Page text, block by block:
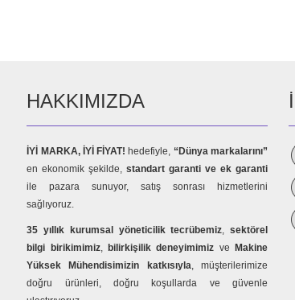
HAKKIMIZDA
İYİ MARKA, İYİ FİYAT! hedefiyle, “Dünya markalarını”
en ekonomik şekilde,standart garanti ve ek garanti
ile pazara sunuyor, satış sonrası hizmetlerini
sağlıyoruz.
35 yıllık kurumsal yöneticilik tecrübemiz,sektörel
bilgi birikimimiz, bilirkişilik deneyimimiz ve
Makine
Yüksek Mühendisimizin katkısıyla, müşterilerimize
doğru ürünleri, doğru koşullarda ve güvenle